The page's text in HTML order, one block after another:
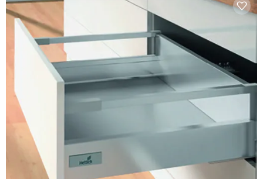
Каталог мебели на заказ
О компании
Оплата и доставка
Рассрочка и кредит